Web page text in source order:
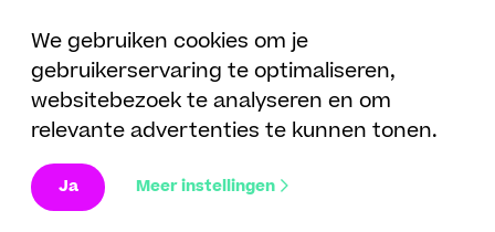
We gebruiken cookies om je
gebruikerservaring te optimaliseren,
websitebezoek te analyseren en om
relevante advertenties te kunnen tonen.
Ja Meer instellingen